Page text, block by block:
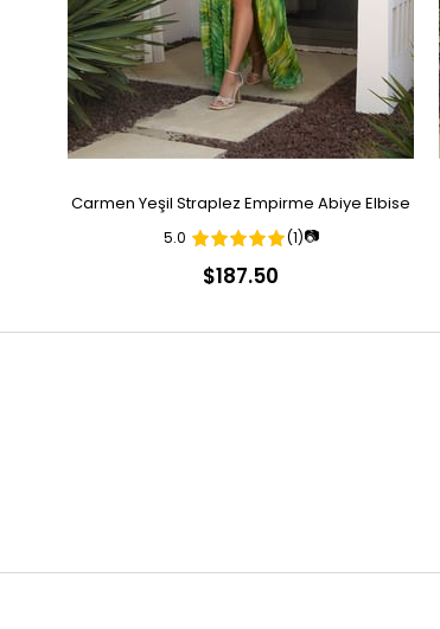
Carmen Yeşil Straplez Empirme Abiye Elbise
5.0 (1)📷
$187.50